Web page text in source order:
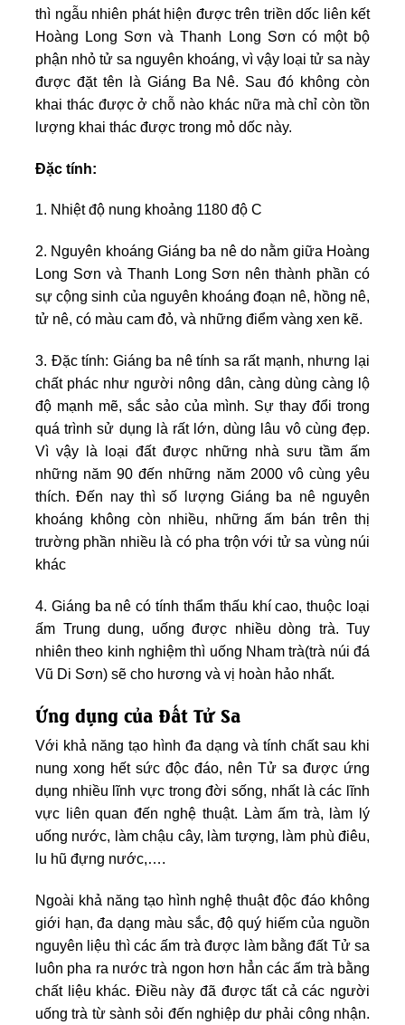
thì ngẫu nhiên phát hiện được trên triền dốc liên kết
Hoàng Long Sơn và Thanh Long Sơn có một bộ
phận nhỏ tử sa nguyên khoáng, vì vậy loại tử sa này
được đặt tên là Giáng Ba Nê. Sau đó không còn
khai thác được ở chỗ nào khác nữa mà chỉ còn tồn
lượng khai thác được trong mỏ dốc này.
Đặc tính:
1. Nhiệt độ nung khoảng 1180 độ C
2. Nguyên khoáng Giáng ba nê do nằm giữa Hoàng
Long Sơn và Thanh Long Sơn nên thành phần có
sự cộng sinh của nguyên khoáng đoạn nê, hồng nê,
tử nê, có màu cam đỏ, và những điểm vàng xen kẽ.
3. Đặc tính: Giáng ba nê tính sa rất mạnh, nhưng lại
chất phác như người nông dân, càng dùng càng lộ
độ mạnh mẽ, sắc sảo của mình. Sự thay đổi trong
quá trình sử dụng là rất lớn, dùng lâu vô cùng đẹp.
Vì vậy là loại đất được những nhà sưu tầm ấm
những năm 90 đến những năm 2000 vô cùng yêu
thích. Đến nay thì số lượng Giáng ba nê nguyên
khoáng không còn nhiều, những ấm bán trên thị
trường phần nhiều là có pha trộn với tử sa vùng núi
khác
4. Giáng ba nê có tính thẩm thấu khí cao, thuộc loại
ấm Trung dung, uống được nhiều dòng trà. Tuy
nhiên theo kinh nghiệm thì uống Nham trà(trà núi đá
Vũ Di Sơn) sẽ cho hương và vị hoàn hảo nhất.
Ứng dụng của Đất Tử Sa
Với khả năng tạo hình đa dạng và tính chất sau khi
nung xong hết sức độc đáo, nên Tử sa được ứng
dụng nhiều lĩnh vực trong đời sống, nhất là các lĩnh
vực liên quan đến nghệ thuật. Làm ấm trà, làm lý
uống nước, làm chậu cây, làm tượng, làm phù điêu,
lu hũ đựng nước,….
Ngoài khả năng tạo hình nghệ thuật độc đáo không
giới hạn, đa dạng màu sắc, độ quý hiếm của nguồn
nguyên liệu thì các ấm trà được làm bằng đất Tử sa
luôn pha ra nước trà ngon hơn hẳn các ấm trà bằng
chất liệu khác. Điều này đã được tất cả các người
uống trà từ sành sỏi đến nghiệp dư phải công nhận.